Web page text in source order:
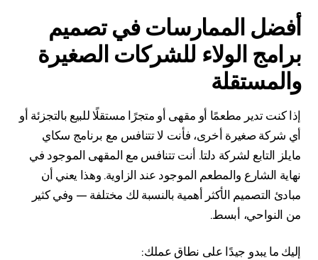
أفضل الممارسات في تصميم
برامج الولاء للشركات الصغيرة
والمستقلة
إذا كنت تدير مطعمًا أو مقهى أو متجرًا مستقلًا للبيع بالتجزئة أو
أي شركة صغيرة أخرى، فأنت لا تتنافس مع برنامج سكاي
مايلز التابع لشركة دلتا. أنت تتنافس مع المقهى الموجود في
نهاية الشارع والمطعم الموجود عند الزاوية. وهذا يعني أن
مبادئ التصميم الأكثر أهمية بالنسبة لك مختلفة — وفي كثير
من النواحي، أبسط.
إليك ما يبدو جيدًا على نطاق عملك: